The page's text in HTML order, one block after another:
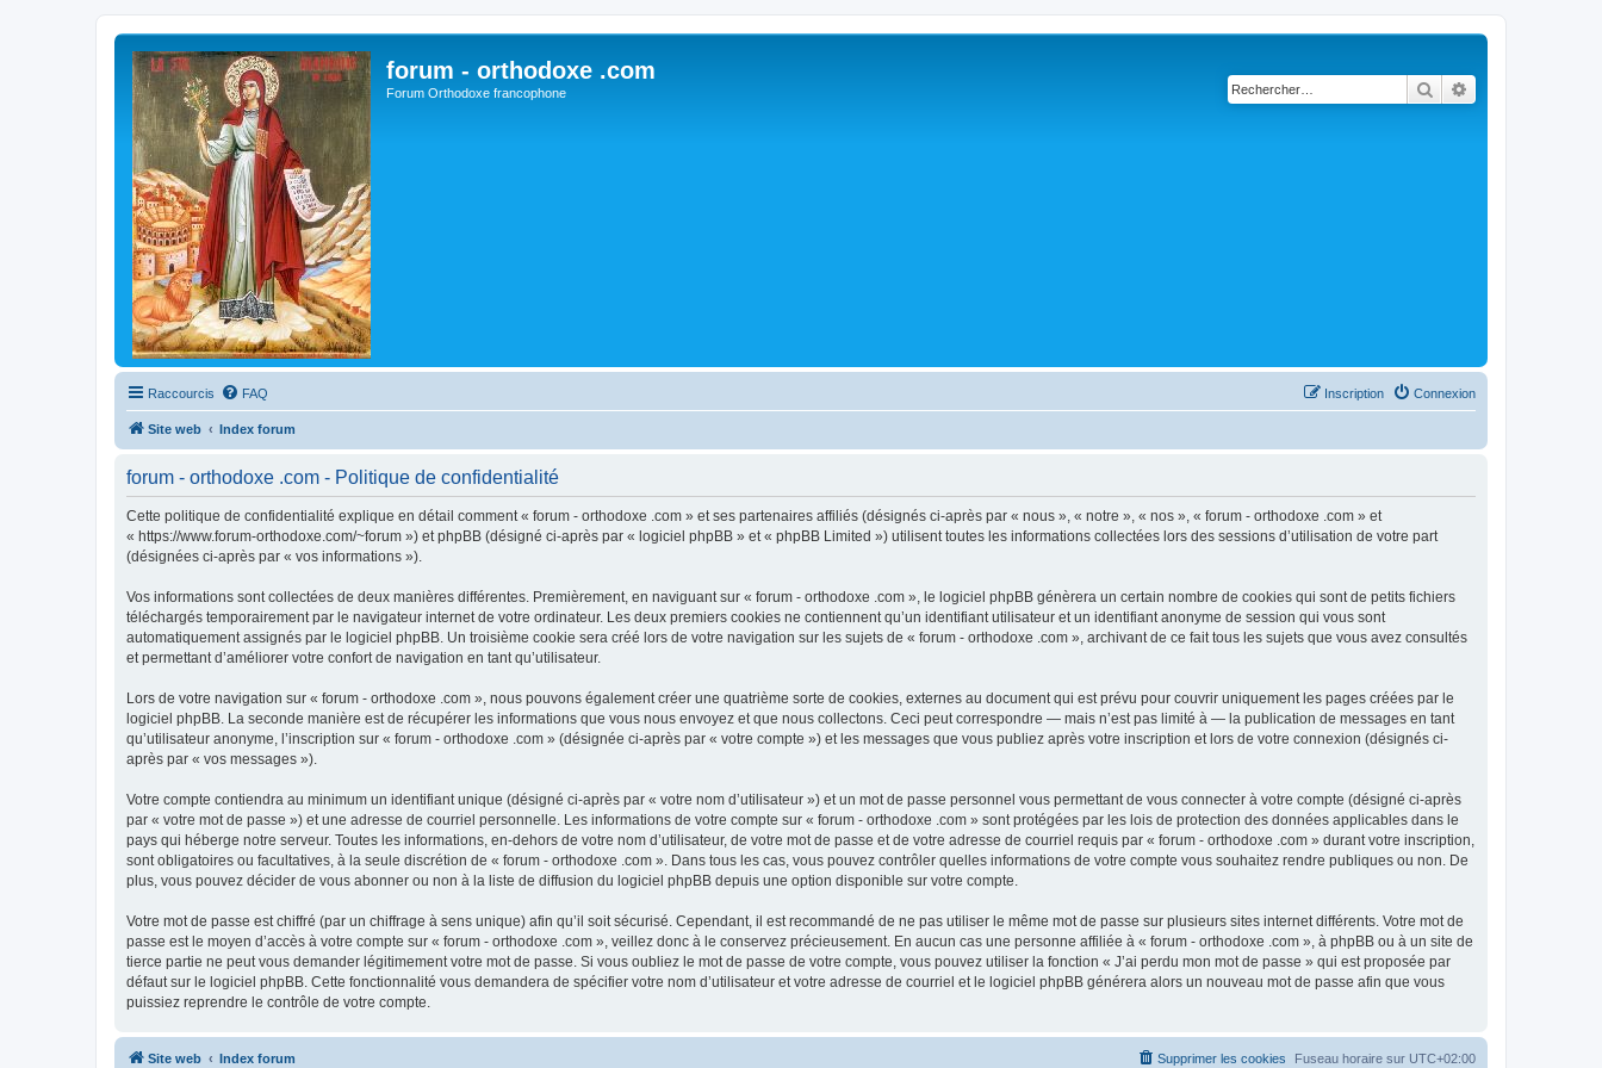
forum - orthodoxe .com
Forum Orthodoxe francophone Rechercher
Raccourcis FAQ Connexion
Inscription
Site web Index forum
forum - orthodoxe .com - Politique de confidentialité
Cette politique de confidentialité explique en détail comment « forum - orthodoxe .com » et ses partenaires affiliés (désignés ci-après par « nous », « notre », « nos », « forum - orthodoxe .com » et
« https://www.forum-orthodoxe.com/~forum ») et phpBB (désigné ci-après par « logiciel phpBB » et « phpBB Limited ») utilisent toutes les informations collectées lors des sessions d’utilisation de votre part
(désignées ci-après par « vos informations »).
Vos informations sont collectées de deux manières différentes. Premièrement, en naviguant sur « forum - orthodoxe .com », le logiciel phpBB génèrera un certain nombre de cookies qui sont de petits fichiers
téléchargés temporairement par le navigateur internet de votre ordinateur. Les deux premiers cookies ne contiennent qu’un identifiant utilisateur et un identifiant anonyme de session qui vous sont
automatiquement assignés par le logiciel phpBB. Un troisième cookie sera créé lors de votre navigation sur les sujets de « forum - orthodoxe .com », archivant de ce fait tous les sujets que vous avez consultés
et permettant d’améliorer votre confort de navigation en tant qu’utilisateur.
Lors de votre navigation sur « forum - orthodoxe .com », nous pouvons également créer une quatrième sorte de cookies, externes au document qui est prévu pour couvrir uniquement les pages créées par le
logiciel phpBB. La seconde manière est de récupérer les informations que vous nous envoyez et que nous collectons. Ceci peut correspondre — mais n’est pas limité à — la publication de messages en tant
qu’utilisateur anonyme, l’inscription sur « forum - orthodoxe .com » (désignée ci-après par « votre compte ») et les messages que vous publiez après votre inscription et lors de votre connexion (désignés ci-
après par « vos messages »).
Votre compte contiendra au minimum un identifiant unique (désigné ci-après par « votre nom d’utilisateur ») et un mot de passe personnel vous permettant de vous connecter à votre compte (désigné ci-après
par « votre mot de passe ») et une adresse de courriel personnelle. Les informations de votre compte sur « forum - orthodoxe .com » sont protégées par les lois de protection des données applicables dans le
pays qui héberge notre serveur. Toutes les informations, en-dehors de votre nom d’utilisateur, de votre mot de passe et de votre adresse de courriel requis par « forum - orthodoxe .com » durant votre inscription,
sont obligatoires ou facultatives, à la seule discrétion de « forum - orthodoxe .com ». Dans tous les cas, vous pouvez contrôler quelles informations de votre compte vous souhaitez rendre publiques ou non. De
plus, vous pouvez décider de vous abonner ou non à la liste de diffusion du logiciel phpBB depuis une option disponible sur votre compte.
Votre mot de passe est chiffré (par un chiffrage à sens unique) afin qu’il soit sécurisé. Cependant, il est recommandé de ne pas utiliser le même mot de passe sur plusieurs sites internet différents. Votre mot de
passe est le moyen d’accès à votre compte sur « forum - orthodoxe .com », veillez donc à le conservez précieusement. En aucun cas une personne affiliée à « forum - orthodoxe .com », à phpBB ou à un site de
tierce partie ne peut vous demander légitimement votre mot de passe. Si vous oubliez le mot de passe de votre compte, vous pouvez utiliser la fonction « J’ai perdu mon mot de passe » qui est proposée par
défaut sur le logiciel phpBB. Cette fonctionnalité vous demandera de spécifier votre nom d’utilisateur et votre adresse de courriel et le logiciel phpBB générera alors un nouveau mot de passe afin que vous
puissiez reprendre le contrôle de votre compte.
Site web Index forum Fuseau horaire sur UTC+02:00
Supprimer les cookies